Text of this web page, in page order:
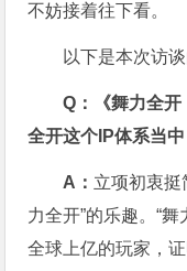
不妨接着往下看。
以下是本次访
Q：《舞力全
全开这个IP体系当
A： 立项初衷挺
力全开”的乐趣。“
全球上亿的玩家，